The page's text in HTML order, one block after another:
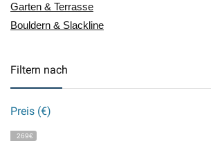
Garten & Terrasse
Bouldern & Slackline
Filtern nach
Preis (€)
269€